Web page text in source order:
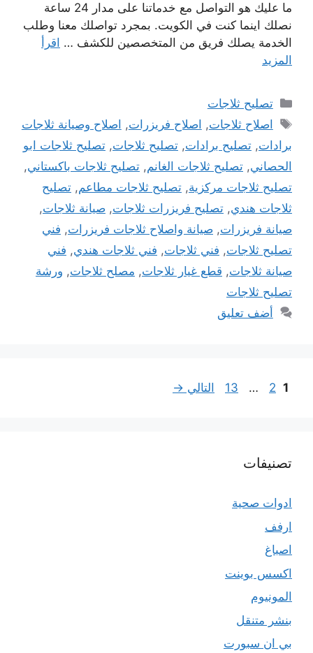
ما عليك هو التواصل مع خدماتنا على مدار 24 ساعة
نصلك اينما كنت في الكويت. بمجرد تواصلك معنا وطلب
الخدمة يصلك فريق من المتخصصين للكشف … اقرأ
المزيد
التصنيفات
تصليح ثلاجات
الوسوم
اصلاح ثلاجات, اصلاح فريزرات, اصلاح وصيانة ثلاجات
برادات, تصليح برادات, تصليح ثلاجات, تصليح ثلاجات ابو
الحصاني, تصليح ثلاجات الغانم, تصليح ثلاجات باكستاني,
تصليح ثلاجات مركزية, تصليح ثلاجات مطاعم, تصليح
ثلاجات هندي, تصليح فريزرات ثلاجات, صيانة ثلاجات,
صيانة فريزرات, صيانة واصلاح ثلاجات فريزرات, فني
تصليح ثلاجات, فني ثلاجات, فني ثلاجات هندي, فني
صيانة ثلاجات, قطع غيار ثلاجات, مصلح ثلاجات, ورشة
تصليح ثلاجات
أضف تعليق
Page
1
Page
2
…
Page
13 التالي →
تصنيفات
ادوات صحية
ارفف
اصباغ
اكسس بوينت
المونيوم
بنشر متنقل
بي ان سبورت